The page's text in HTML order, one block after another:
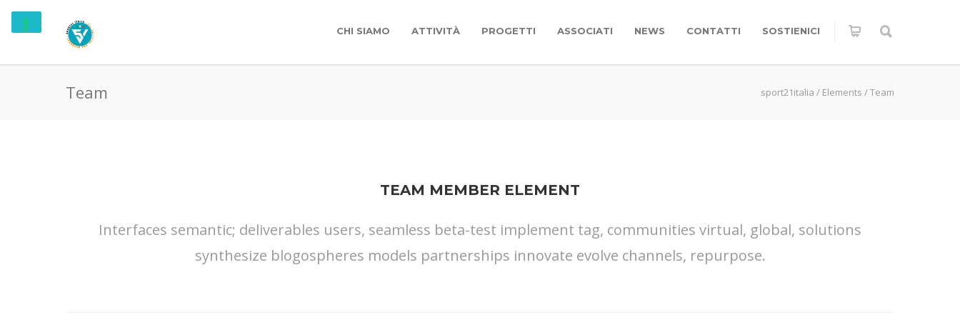
CHI SIAMO ATTIVITÀ PROGETTI ASSOCIATI NEWS CONTATTI SOSTIENICI
Team sport21italia / Elements /Team
TEAM MEMBER ELEMENT
Interfaces semantic; deliverables users, seamless beta-test implement tag, communities virtual, global, solutions
synthesize blogospheres models partnerships innovate evolve channels, repurpose.